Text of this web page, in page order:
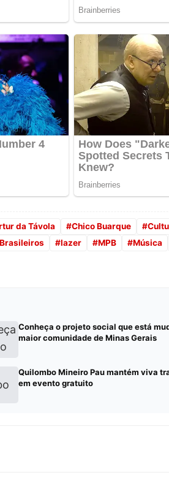
da Távola #Chico Buarque #
#lazer #MPB #Música
Conheça o projeto social que está
maior comunidade de Minas Gerais
Quilombo Mineiro Pau mantém viva
em evento gratuito